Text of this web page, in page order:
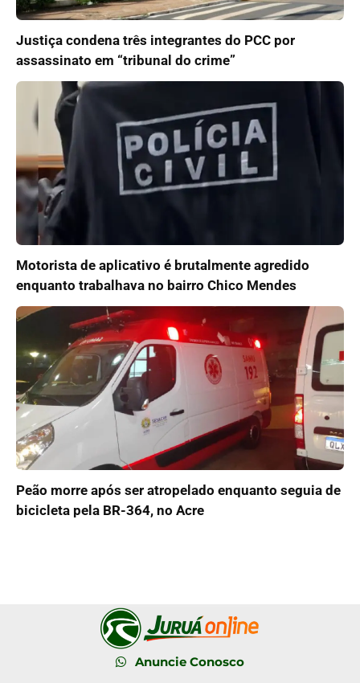
Justiça condena três integrantes do PCC por
assassinato em “tribunal do crime”
Motorista de aplicativo é brutalmente agredido
enquanto trabalhava no bairro Chico Mendes
Peão morre após ser atropelado enquanto seguia de
bicicleta pela BR-364, no Acre
Anuncie Conosco